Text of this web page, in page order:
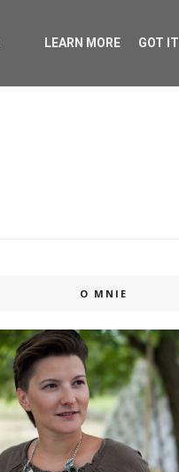
O MNIE
LEARN MORE GOT IT